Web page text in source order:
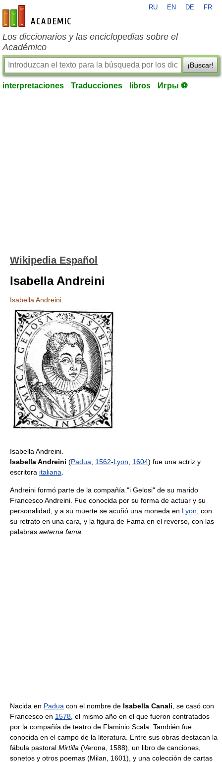
es-academic.com
RU EN DE FR
Los diccionarios y las enciclopedias sobre el
Académico
¡Buscar!
interpretaciones Traducciones libros Игры ⚽
Wikipedia Español
Isabella Andreini
Isabella Andreini
Isabella Andreini.
Isabella Andreini (Padua 1562-Lyon 1604) fue una actriz y
escritora italiana
Andreini formó parte de la compañía "i Gelosi" de su marido
Francesco Andreini. Fue conocida por su forma de actuar y su
personalidad, y a su muerte se acuñó una moneda en Lyon , con
su retrato en una cara, y la figura de Fama en el reverso, con las
palabras aeterna fama
Nacida en Padua con el nombre de Isabella Canali , se casó con
Francesco en 1578 , el mismo año en el que fueron contratados
por la compañía de teatro de Flaminio Scala. También fue
conocida en el campo de la literatura. Entre sus obras destacan la
fábula pastoral Mirtilla (Verona, 1588), un libro de canciones,
sonetos y otros poemas (Milan, 1601), y una colección de cartas